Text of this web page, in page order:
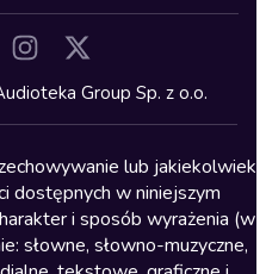
Group Sp. z o.o.
lub jakiekolwiek
dostępnych w niniejszym
i sposób wyrażenia (w
słowne, słowno-muzyczne,